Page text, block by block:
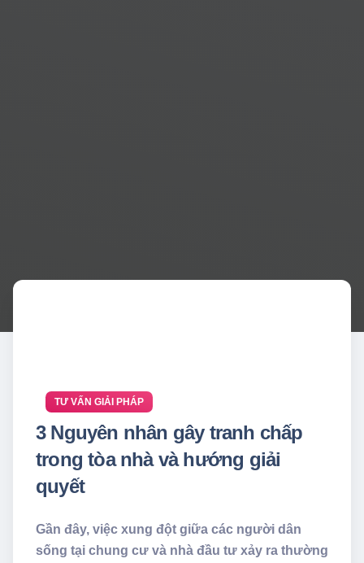
TƯ VẤN GIẢI PHÁP
3 Nguyên nhân gây tranh chấp
trong tòa nhà và hướng giải
quyết
Gần đây, việc xung đột giữa các người dân
sống tại chung cư và nhà đầu tư xảy ra thường